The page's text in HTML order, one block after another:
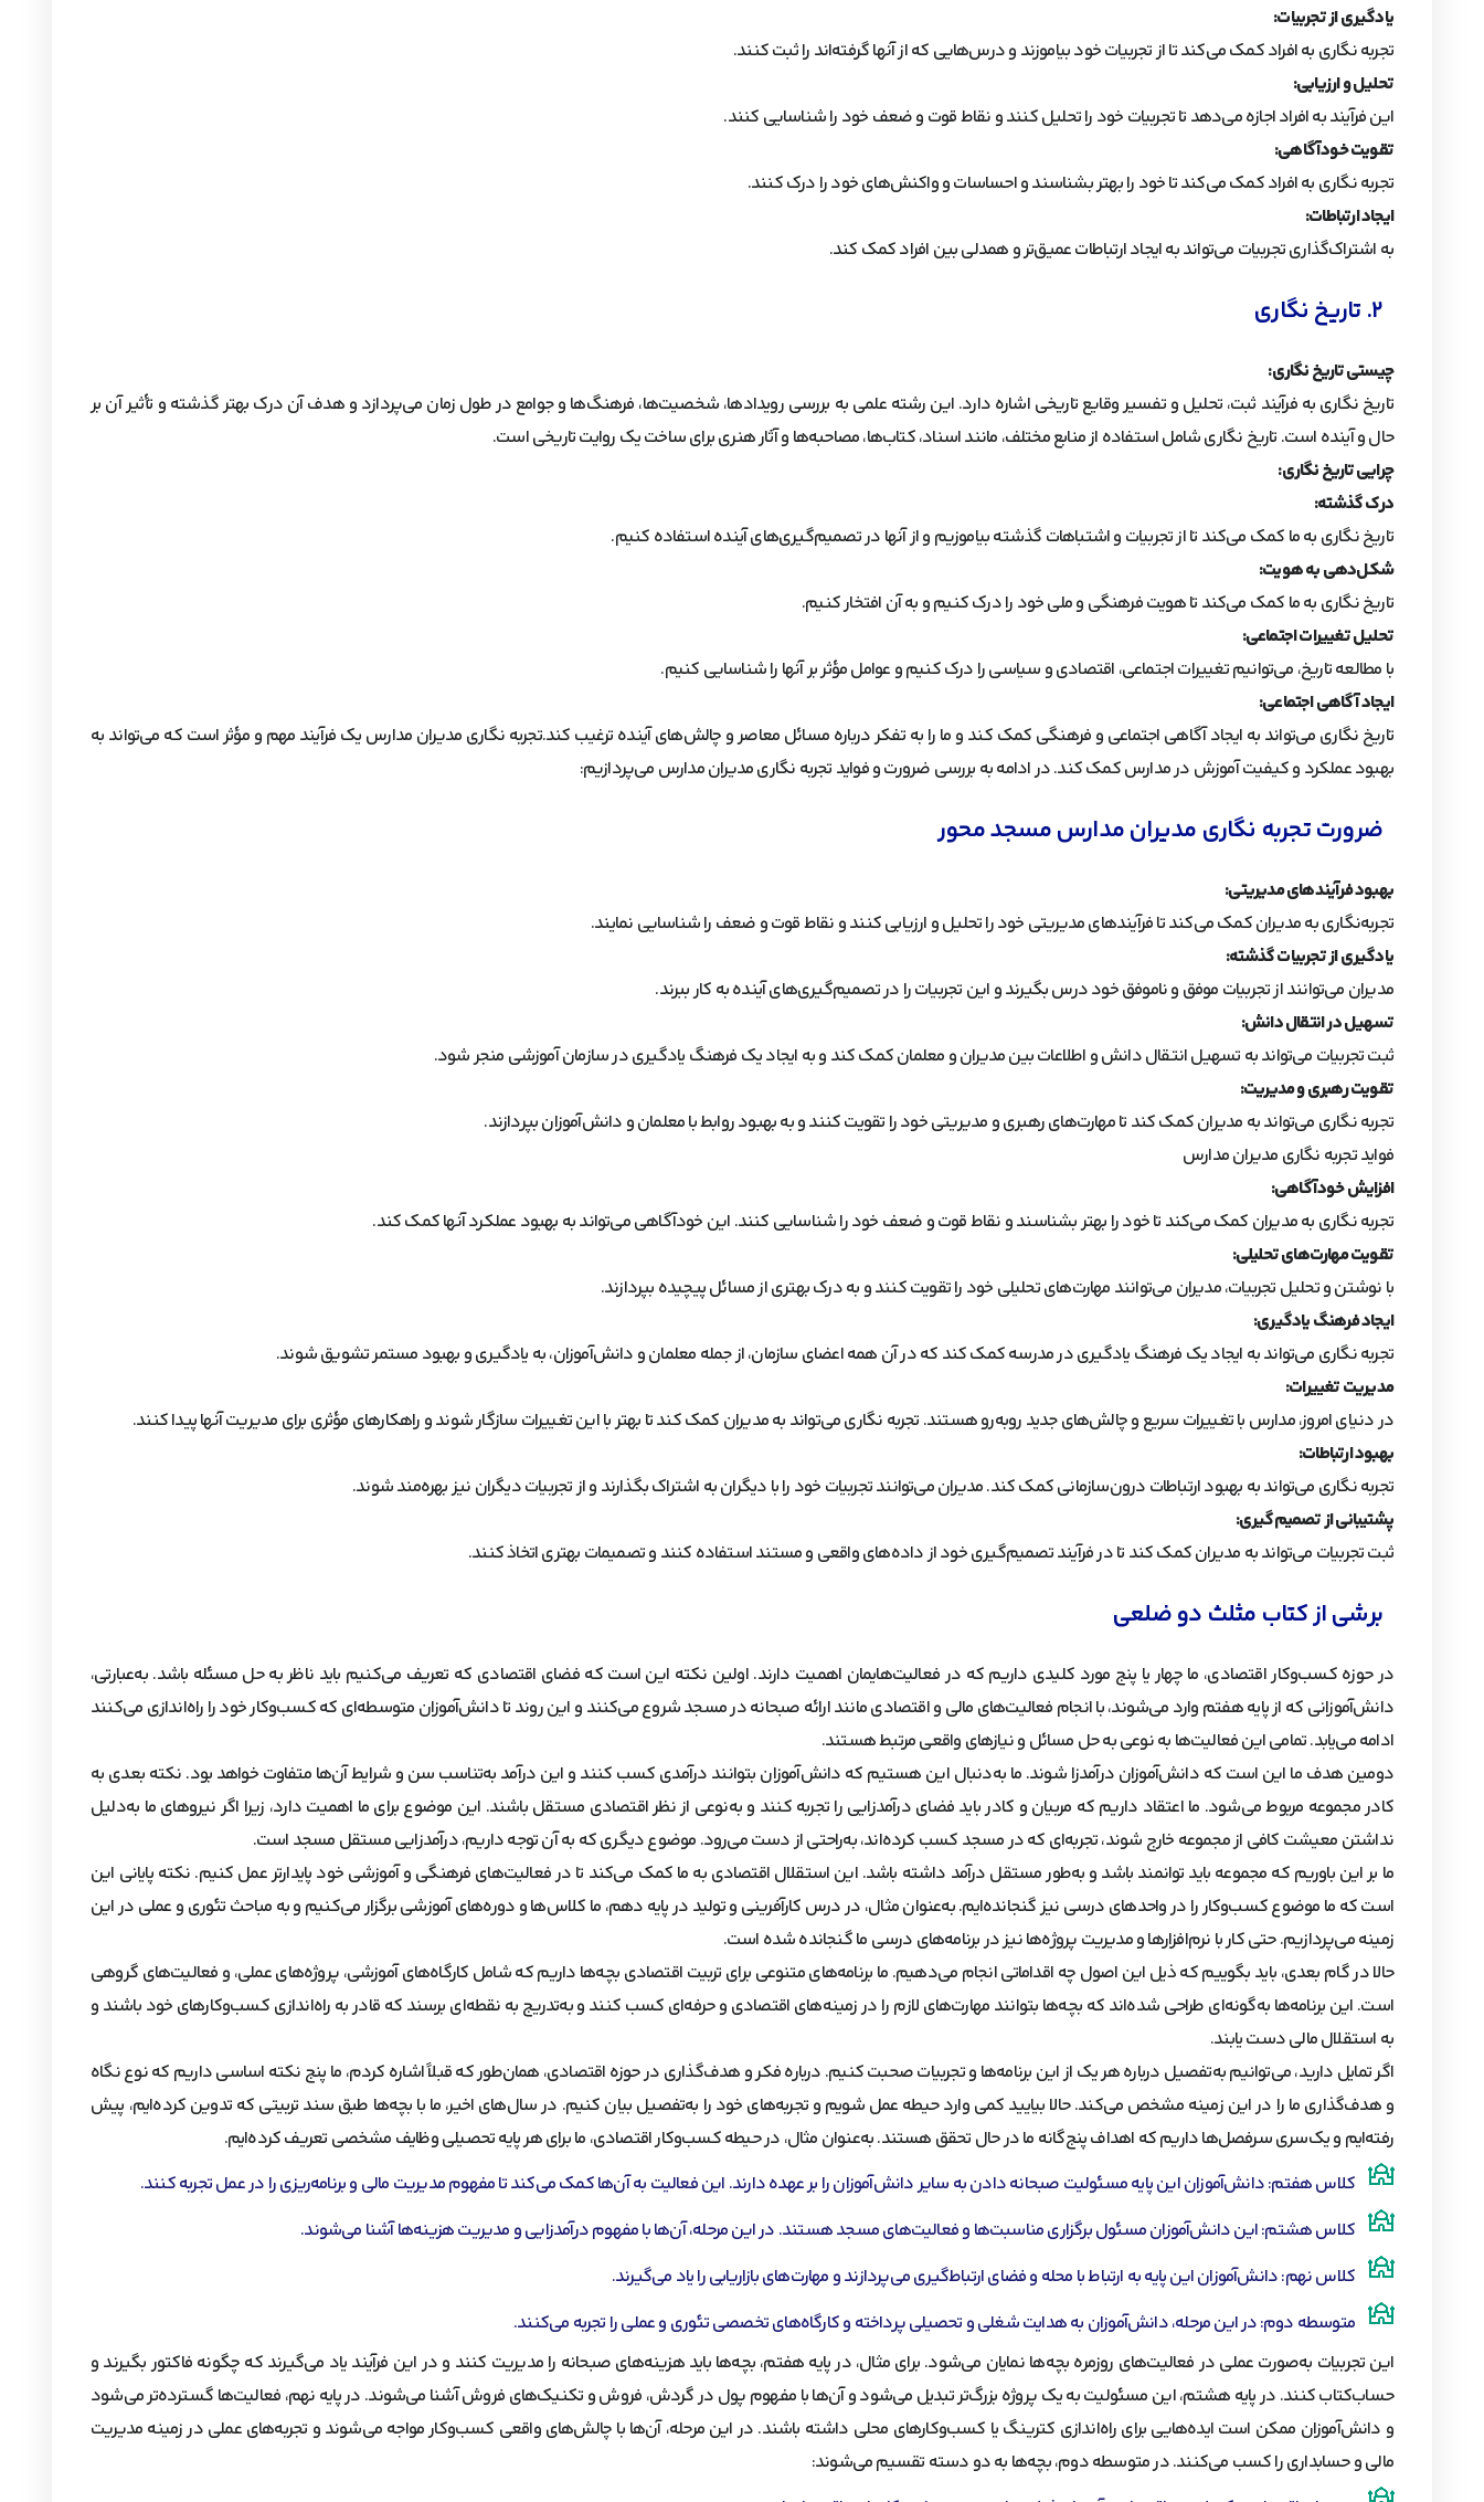
یادگیری از تجربیات:
تجربه نگاری به افراد کمک می‌کند تا از تجربیات خود بیاموزند و درس‌هایی که از آنها گرفته‌اند را ثبت کنند.
تحلیل و ارزیابی:
این فرآیند به افراد اجازه می‌دهد تا تجربیات خود را تحلیل کنند و نقاط قوت و ضعف خود را شناسایی کنند.
تقویت خودآگاهی:
تجربه نگاری به افراد کمک می‌کند تا خود را بهتر بشناسند و احساسات و واکنش‌های خود را درک کنند.
ایجاد ارتباطات:
به اشتراک‌گذاری تجربیات می‌تواند به ایجاد ارتباطات عمیق‌تر و همدلی بین افراد کمک کند.
2. تاریخ‌ نگاری
چیستی تاریخ‌ نگاری:
تاریخ‌ نگاری به فرآیند ثبت، تحلیل و تفسیر وقایع تاریخی اشاره دارد. این رشته علمی به بررسی رویدادها، شخصیت‌ها، فرهنگ‌ها و جوامع در طول زمان می‌پردازد و هدف آن درک بهتر گذشته و تأثیر آن بر
حال و آینده است. تاریخ‌ نگاری شامل استفاده از منابع مختلف، مانند اسناد، کتاب‌ها، مصاحبه‌ها و آثار هنری برای ساخت یک روایت تاریخی است.
چرایی تاریخ‌ نگاری:
درک گذشته:
تاریخ‌ نگاری به ما کمک می‌کند تا از تجربیات و اشتباهات گذشته بیاموزیم و از آنها در تصمیم‌گیری‌های آینده استفاده کنیم.
شکل‌دهی به هویت:
تاریخ‌ نگاری به ما کمک می‌کند تا هویت فرهنگی و ملی خود را درک کنیم و به آن افتخار کنیم.
تحلیل تغییرات اجتماعی:
با مطالعه تاریخ، می‌توانیم تغییرات اجتماعی، اقتصادی و سیاسی را درک کنیم و عوامل مؤثر بر آنها را شناسایی کنیم.
ایجاد آگاهی اجتماعی:
تاریخ‌ نگاری می‌تواند به ایجاد آگاهی اجتماعی و فرهنگی کمک کند و ما را به تفکر درباره مسائل معاصر و چالش‌های آینده ترغیب کند.تجربه نگاری مدیران مدارس یک فرآیند مهم و مؤثر است که می‌تواند به
بهبود عملکرد و کیفیت آموزش در مدارس کمک کند. در ادامه به بررسی ضرورت و فواید تجربه نگاری مدیران مدارس می‌پردازیم:
ضرورت تجربه نگاری مدیران مدارس مسجد محور
بهبود فرآیندهای مدیریتی:
تجربه‌نگاری به مدیران کمک می‌کند تا فرآیندهای مدیریتی خود را تحلیل و ارزیابی کنند و نقاط قوت و ضعف را شناسایی نمایند.
یادگیری از تجربیات گذشته:
مدیران می‌توانند از تجربیات موفق و ناموفق خود درس بگیرند و این تجربیات را در تصمیم‌گیری‌های آینده به کار ببرند.
تسهیل در انتقال دانش:
ثبت تجربیات می‌تواند به تسهیل انتقال دانش و اطلاعات بین مدیران و معلمان کمک کند و به ایجاد یک فرهنگ یادگیری در سازمان آموزشی منجر شود.
تقویت رهبری و مدیریت:
تجربه نگاری می‌تواند به مدیران کمک کند تا مهارت‌های رهبری و مدیریتی خود را تقویت کنند و به بهبود روابط با معلمان و دانش‌آموزان بپردازند.
فواید تجربه نگاری مدیران مدارس
افزایش خودآگاهی:
تجربه نگاری به مدیران کمک می‌کند تا خود را بهتر بشناسند و نقاط قوت و ضعف خود را شناسایی کنند. این خودآگاهی می‌تواند به بهبود عملکرد آنها کمک کند.
تقویت مهارت‌های تحلیلی:
با نوشتن و تحلیل تجربیات، مدیران می‌توانند مهارت‌های تحلیلی خود را تقویت کنند و به درک بهتری از مسائل پیچیده بپردازند.
ایجاد فرهنگ یادگیری:
تجربه‌ نگاری می‌تواند به ایجاد یک فرهنگ یادگیری در مدرسه کمک کند که در آن همه اعضای سازمان، از جمله معلمان و دانش‌آموزان، به یادگیری و بهبود مستمر تشویق شوند.
مدیریت تغییرات:
در دنیای امروز، مدارس با تغییرات سریع و چالش‌های جدید روبه‌رو هستند. تجربه نگاری می‌تواند به مدیران کمک کند تا بهتر با این تغییرات سازگار شوند و راهکارهای مؤثری برای مدیریت آنها پیدا کنند.
بهبود ارتباطات:
تجربه‌ نگاری می‌تواند به بهبود ارتباطات درون‌سازمانی کمک کند. مدیران می‌توانند تجربیات خود را با دیگران به اشتراک بگذارند و از تجربیات دیگران نیز بهره‌مند شوند.
پشتیبانی از تصمیم‌گیری:
ثبت تجربیات می‌تواند به مدیران کمک کند تا در فرآیند تصمیم‌گیری خود از داده‌های واقعی و مستند استفاده کنند و تصمیمات بهتری اتخاذ کنند.
برشی از کتاب مثلث دو ضلعی
در حوزه کسب‌وکار اقتصادی، ما چهار یا پنج مورد کلیدی داریم که در فعالیت‌هایمان اهمیت دارند. اولین نکته این است که فضای اقتصادی که تعریف می‌کنیم باید ناظر به حل مسئله باشد. به‌عبارتی،
دانش‌آموزانی که از پایه هفتم وارد می‌شوند، با انجام فعالیت‌های مالی و اقتصادی مانند ارائه صبحانه در مسجد شروع می‌کنند و این روند تا دانش‌آموزان متوسطه‌ای که کسب‌وکار خود را راه‌اندازی می‌کنند
ادامه می‌یابد. تمامی این فعالیت‌ها به نوعی به حل مسائل و نیازهای واقعی مرتبط هستند.
دومین هدف ما این است که دانش‌آموزان درآمدزا شوند. ما به‌دنبال این هستیم که دانش‌آموزان بتوانند درآمدی کسب کنند و این درآمد به‌تناسب سن و شرایط آن‌ها متفاوت خواهد بود. نکته بعدی به
کادر مجموعه مربوط می‌شود. ما اعتقاد داریم که مربیان و کادر باید فضای درآمدزایی را تجربه کنند و به‌نوعی از نظر اقتصادی مستقل باشند. این موضوع برای ما اهمیت دارد، زیرا اگر نیروهای ما به‌دلیل
نداشتن معیشت کافی از مجموعه خارج شوند، تجربه‌ای که در مسجد کسب کرده‌اند، به‌راحتی از دست می‌رود. موضوع دیگری که به آن توجه داریم، درآمدزایی مستقل مسجد است.
ما بر این باوریم که مجموعه باید توانمند باشد و به‌طور مستقل درآمد داشته باشد. این استقلال اقتصادی به ما کمک می‌کند تا در فعالیت‌های فرهنگی و آموزشی خود پایدارتر عمل کنیم. نکته پایانی این
است که ما موضوع کسب‌وکار را در واحدهای درسی نیز گنجانده‌ایم. به‌عنوان مثال، در درس کارآفرینی و تولید در پایه دهم، ما کلاس‌ها و دوره‌های آموزشی برگزار می‌کنیم و به مباحث تئوری و عملی در این
زمینه می‌پردازیم. حتی کار با نرم‌افزارها و مدیریت پروژه‌ها نیز در برنامه‌های درسی ما گنجانده شده است.
حالا در گام بعدی، باید بگوییم که ذیل این اصول چه اقداماتی انجام می‌دهیم. ما برنامه‌های متنوعی برای تربیت اقتصادی بچه‌ها داریم که شامل کارگاه‌های آموزشی، پروژه‌های عملی، و فعالیت‌های گروهی
است. این برنامه‌ها به‌گونه‌ای طراحی شده‌اند که بچه‌ها بتوانند مهارت‌های لازم را در زمینه‌های اقتصادی و حرفه‌ای کسب کنند و به‌تدریج به نقطه‌ای برسند که قادر به راه‌اندازی کسب‌وکارهای خود باشند و
به استقلال مالی دست یابند.
اگر تمایل دارید، می‌توانیم به‌تفصیل درباره هر یک از این برنامه‌ها و تجربیات صحبت کنیم. درباره فکر و هدف‌گذاری در حوزه اقتصادی، همان‌طور که قبلاً اشاره کردم، ما پنج نکته اساسی داریم که نوع نگاه
و هدف‌گذاری ما را در این زمینه مشخص می‌کند. حالا بیایید کمی وارد حیطه عمل شویم و تجربه‌های خود را به‌تفصیل بیان کنیم. در سال‌های اخیر، ما با بچه‌ها طبق سند تربیتی که تدوین کرده‌ایم، پیش
رفته‌ایم و یک‌سری سرفصل‌ها داریم که اهداف پنج‌گانه ما در حال تحقق هستند. به‌عنوان مثال، در حیطه کسب‌وکار اقتصادی، ما برای هر پایه تحصیلی وظایف مشخصی تعریف کرده‌ایم.
کلاس هفتم: دانش‌آموزان این پایه مسئولیت صبحانه دادن به سایر دانش‌آموزان را بر عهده دارند. این فعالیت به آن‌ها کمک می‌کند تا مفهوم مدیریت مالی و برنامه‌ریزی را در عمل تجربه کنند.
کلاس هشتم: این دانش‌آموزان مسئول برگزاری مناسبت‌ها و فعالیت‌های مسجد هستند. در این مرحله، آن‌ها با مفهوم درآمدزایی و مدیریت هزینه‌ها آشنا می‌شوند.
کلاس نهم: دانش‌آموزان این پایه به ارتباط با محله و فضای ارتباط‌گیری می‌پردازند و مهارت‌های بازاریابی را یاد می‌گیرند.
متوسطه دوم: در این مرحله، دانش‌آموزان به هدایت شغلی و تحصیلی پرداخته و کارگاه‌های تخصصی تئوری و عملی را تجربه می‌کنند.
این تجربیات به‌صورت عملی در فعالیت‌های روزمره بچه‌ها نمایان می‌شود. برای مثال، در پایه هفتم، بچه‌ها باید هزینه‌های صبحانه را مدیریت کنند و در این فرآیند یاد می‌گیرند که چگونه فاکتور بگیرند و
حساب‌کتاب کنند. در پایه هشتم، این مسئولیت به یک پروژه بزرگ‌تر تبدیل می‌شود و آن‌ها با مفهوم پول در گردش، فروش و تکنیک‌های فروش آشنا می‌شوند. در پایه نهم، فعالیت‌ها گسترده‌تر می‌شود
و دانش‌آموزان ممکن است ایده‌هایی برای راه‌اندازی کترینگ یا کسب‌وکارهای محلی داشته باشند. در این مرحله، آن‌ها با چالش‌های واقعی کسب‌وکار مواجه می‌شوند و تجربه‌های عملی در زمینه مدیریت
مالی و حسابداری را کسب می‌کنند. در متوسطه دوم، بچه‌ها به دو دسته تقسیم می‌شوند: